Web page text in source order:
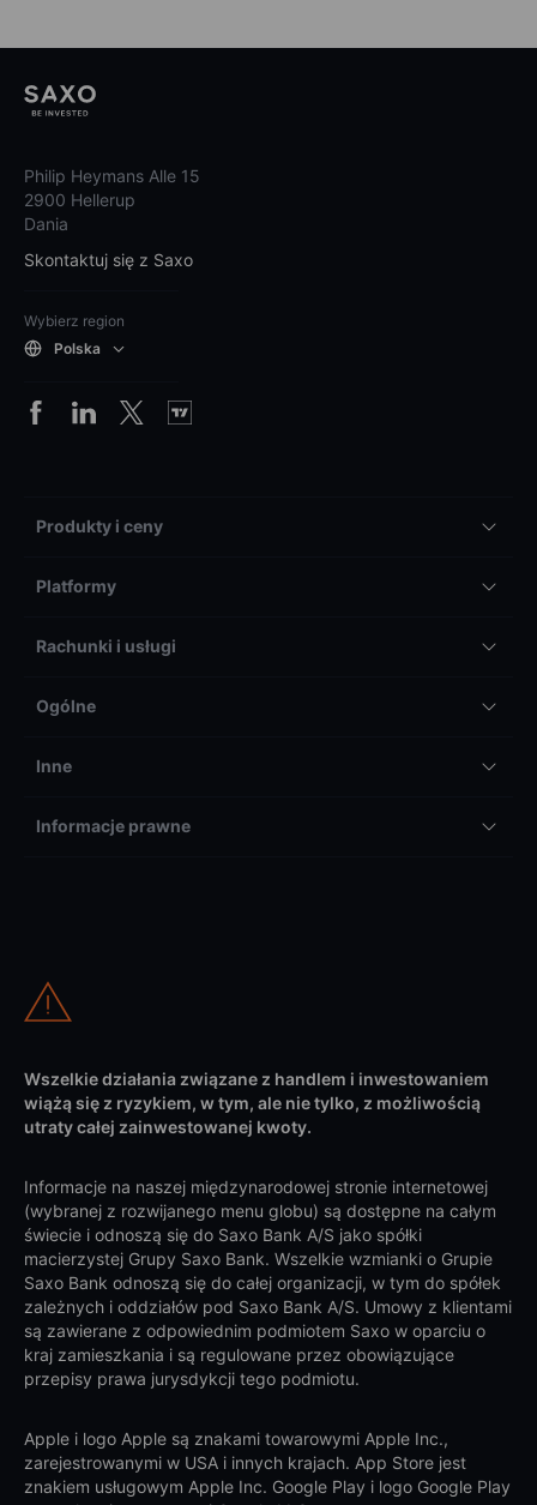
Philip Heymans Alle 15
2900 Hellerup
Dania
Skontaktuj się z Saxo
Wybierz region
Polska
Produkty i ceny
Platformy
Rachunki i usługi
Ogólne
Inne
Informacje prawne
Wszelkie działania związane z handlem i inwestowaniem
wiążą się z ryzykiem, w tym, ale nie tylko, z możliwością
utraty całej zainwestowanej kwoty.
Informacje na naszej międzynarodowej stronie internetowej
(wybranej z rozwijanego menu globu) są dostępne na całym
świecie i odnoszą się do Saxo Bank A/S jako spółki
macierzystej Grupy Saxo Bank. Wszelkie wzmianki o Grupie
Saxo Bank odnoszą się do całej organizacji, w tym do spółek
zależnych i oddziałów pod Saxo Bank A/S. Umowy z klientami
są zawierane z odpowiednim podmiotem Saxo w oparciu o
kraj zamieszkania i są regulowane przez obowiązujące
przepisy prawa jurysdykcji tego podmiotu.
Apple i logo Apple są znakami towarowymi Apple Inc.,
zarejestrowanymi w USA i innych krajach. App Store jest
znakiem usługowym Apple Inc. Google Play i logo Google Play